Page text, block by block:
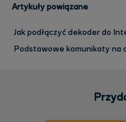
Artykuły powiązane
Jak podłączyć dekoder do
Podstawowe komunikaty na